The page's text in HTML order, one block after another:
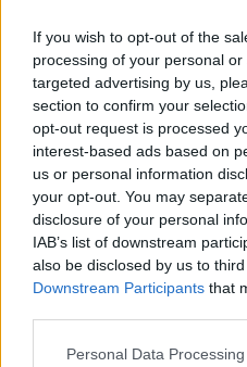
If you wish to opt-out of the
processing of your personal
targeted advertising by us,
section to confirm your
opt-out request is processed
interest-based ads based on
us or personal information
your opt-out. You may
disclosure of your personal
IAB’s list of downstream
also be disclosed by us to
Downstream Participants that
Personal Data